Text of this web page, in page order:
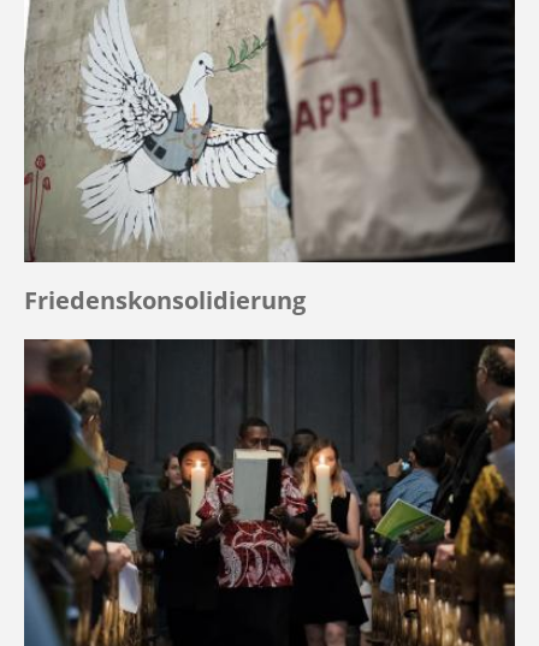
Friedenskonsolidierung